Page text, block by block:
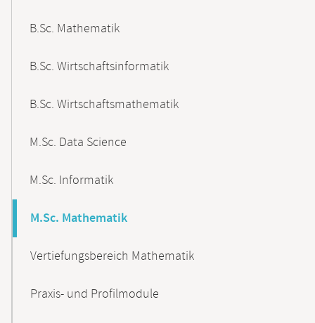
B.Sc. Mathematik
B.Sc. Wirtschaftsinformatik
B.Sc. Wirtschaftsmathematik
M.Sc. Data Science
M.Sc. Informatik
M.Sc. Mathematik
Vertiefungsbereich Mathematik
Praxis- und Profilmodule